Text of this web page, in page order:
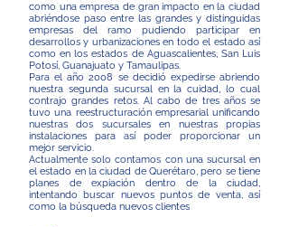
como una empresa de gran impacto en la ciudad
abriéndose paso entre las grandes y distinguidas
empresas del ramo pudiendo participar en
desarrollos y urbanizaciones en todo el estado así
como en los estados de Aguascalientes, San Luis
Potosí, Guanajuato y Tamaulipas.
Para el año 2008 se decidió expedirse abriendo
nuestra segunda sucursal en la cuidad, lo cual
contrajo grandes retos. Al cabo de tres años se
tuvo una reestructuración empresarial unificando
nuestras dos sucursales en nuestras propias
instalaciones para así poder proporcionar un
mejor servicio.
Actualmente solo contamos con una sucursal en
el estado en la ciudad de Querétaro, pero se tiene
planes de expiación dentro de la ciudad,
intentando buscar nuevos puntos de venta, así
como la búsqueda nuevos clientes